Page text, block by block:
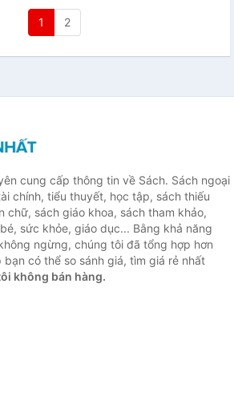
1 2
cung cấp thông tin về Sách. Sách ngoại
chính, tiểu thuyết, học tập, sách thiếu
chữ, sách giáo khoa, sách tham khảo,
sức khỏe, giáo dục... Bằng khả năng
ngừng, chúng tôi đã tổng hợp hơn
có thể so sánh giá, tìm giá rẻ nhất
không bán hàng.